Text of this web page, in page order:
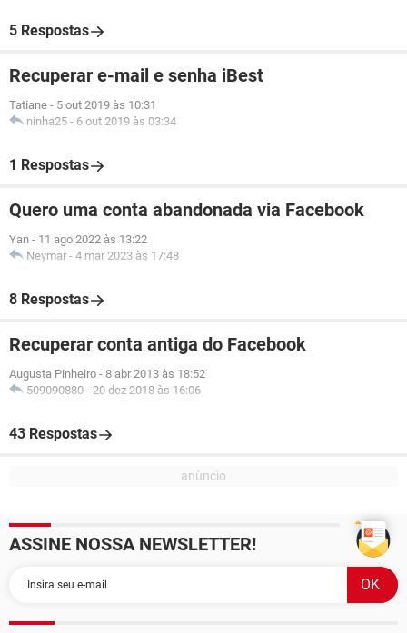
5 Respostas
Recuperar e-mail e senha iBest
Tatiane - 5 out 2019 às 10:31
ninha25 - 6 out 2019 às 03:34
1 Respostas
Quero uma conta abandonada via Facebook
Yan - 11 ago 2022 às 13:22
Neymar - 4 mar 2023 às 17:48
8 Respostas
Recuperar conta antiga do Facebook
Augusta Pinheiro - 8 abr 2013 às 18:52
509090880 - 20 dez 2018 às 16:06
43 Respostas
ASSINE NOSSA NEWSLETTER!